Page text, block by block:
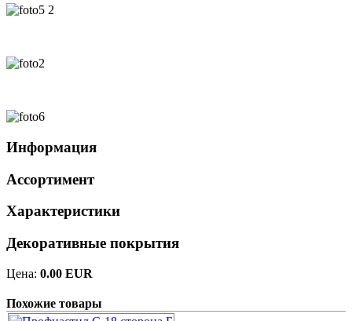
Информация
Ассортимент
Характеристики
Декоративные покрытия
Цена: 0.00 EUR
Похожие товары